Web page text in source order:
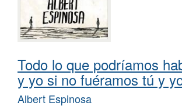
Todo lo que podríamos
y yo si no fuéramos tú y
Albert Espinosa